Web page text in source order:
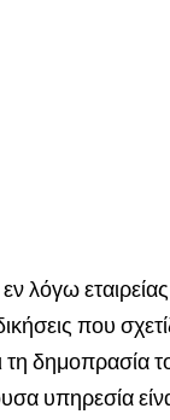
λόγω
που
τη δημοπρασία
υπηρεσία